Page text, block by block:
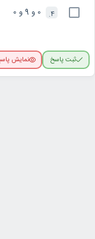
4. 0 و 9 و 0
ثبت پاسخ نمایش